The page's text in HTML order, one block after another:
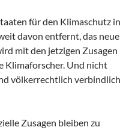
für den Klimaschutz in
davon entfernt, das neue
mit den jetzigen Zusagen
Klimaforscher. Und nicht
völkerrechtlich verbindlich
Zusagen bleiben zu